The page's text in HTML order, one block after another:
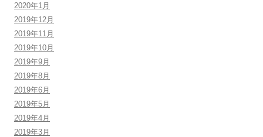
2020年1月
2019年12月
2019年11月
2019年10月
2019年9月
2019年8月
2019年6月
2019年5月
2019年4月
2019年3月